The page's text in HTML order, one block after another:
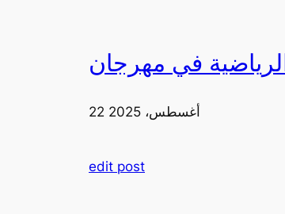
22 أغسطس، 2025
edit post